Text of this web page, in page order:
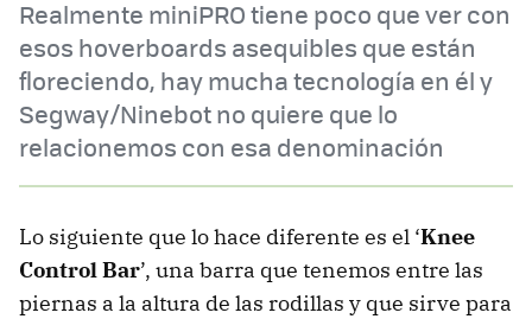
Realmente miniPRO tiene poco que ver con
esos hoverboards asequibles que están
floreciendo, hay mucha tecnología en él y
Segway/Ninebot no quiere que lo
relacionemos con esa denominación
Lo siguiente que lo hace diferente es el ‘Knee
Control Bar’, una barra que tenemos entre las
piernas a la altura de las rodillas y que sirve para